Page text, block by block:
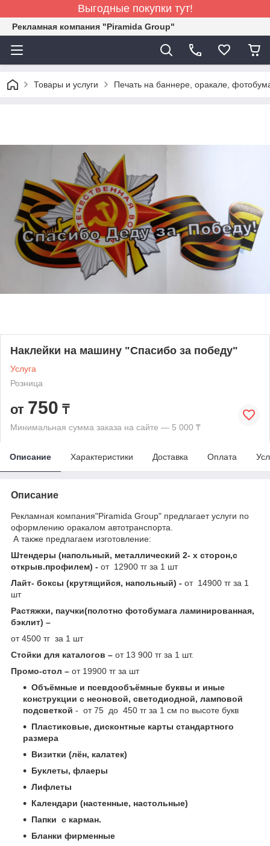
Выгодные покупки тут!
Рекламная компания "Piramida Group"
Товары и услуги Печать на баннере, оракале,
Наклейки на машину "Спасибо за победу"
Услуга
Розница
от 750 ₸
Минимальная сумма заказа на сайте — 5 000 ₸
Описание Характеристики Доставка Оплата
Описание
Рекламная компания"Piramida Group" предлагает услуги по
оформлению оракалом автотранспорта.
А также предлагаем изготовление:
Штендеры (напольный, металлический 2- х сторон,с
открыв.профилем) - от 12900 тг за 1 шт
Лайт- боксы (крутящийся, напольный) - от 14900 тг за 1
шт
Растяжки, паучки(полотно фотобумага ламинированная,
бэклит) –
от 4500 тг за 1 шт
Стойки для каталогов – от 13 900 тг за 1 шт.
Промо-стол – от 19900 тг за шт
Объёмные и псевдообъёмные буквы и иные
конструкции с неоновой, светодиодной, ламповой
подсветкой - от 75 до 450 тг за 1 см по высоте букв
Пластиковые, дисконтные карты стандартного
размера
Визитки (лён, калатек)
Буклеты, флаеры
Лифлеты
Календари (настенные, настольные)
Папки с карман.
Бланки фирменные